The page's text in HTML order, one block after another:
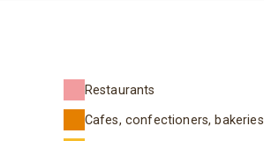
Restaurants
Cafes, confectioners, bakeries